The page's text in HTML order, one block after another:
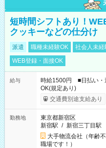
短時間シフトあり！
クッキーなどの仕分け
派遣 職種未経験OK 社会人未経
WEB登録・面接OK
給与
時給1500円 ■日払い・
OK(規定あり)
交通費別途支給あり
勤務地
東京都新宿区
新宿駅 / 新宿三丁目駅
大手物流会社（年齢
職場です！）